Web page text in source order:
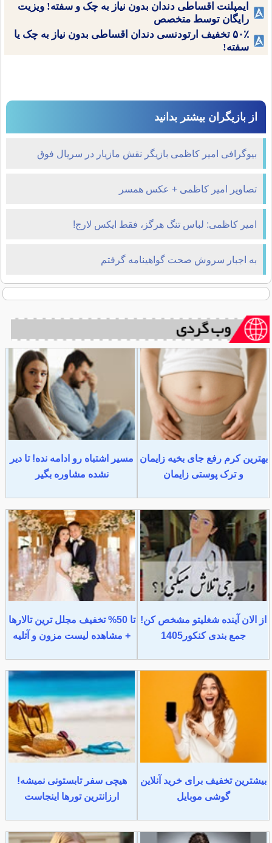
ایمپلنت اقساطی دندان بدون نیاز به چک و سفته! ویزیت
رایگان توسط متخصص
۵۰٪ تخفیف ارتودنسی دندان اقساطی بدون نیاز به چک یا
سفته!
از بازیگران بیشتر بدانید
بیوگرافی امیر کاظمی بازیگر نقش مازیار در سریال فوق
تصاویر امیر کاظمی + عکس همسر
امیر کاظمی: لباس تنگ هرگز، فقط ایکس لارج!
به اجبار سروش صحت گواهینامه گرفتم
بهترین کرم رفع جای بخیه زایمان
و ترک پوستی زایمان
مسیر اشتباه رو ادامه نده! تا دیر
نشده مشاوره بگیر
از الان آینده شغلیتو مشخص کن!
جمع بندی کنکور1405
تا 50% تخفیف مجلل ترین تالارها
+ مشاهده لیست مزون و آتلیه
بیشترین تخفیف برای خرید آنلاین
گوشی موبایل
هیچی سفر تابستونی نمیشه!
ارزانترین تورها اینجاست